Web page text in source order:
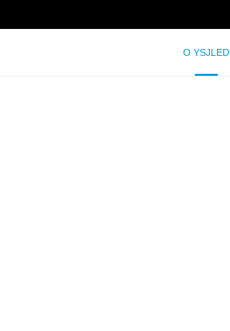
О YSJLED